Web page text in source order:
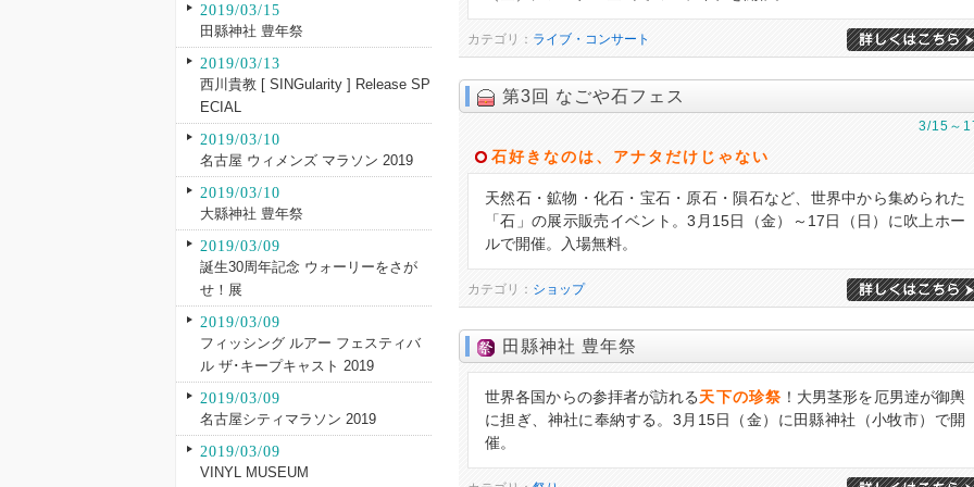
カテゴリ： ライブ・コンサート
第3回 なごや石フェス
3/15～
石好きなのは、アナタだけじゃない
天然石・鉱物・化石・宝石・原石・隕石など、世界中から集められた
「石」の展示販売イベント。3月15日（金）～17日（日）に吹上ホー
ルで開催。入場無料。
カテゴリ： ショップ
田縣神社 豊年祭
世界各国からの参拝者が訪れる天下の珍祭！大男茎形を厄男逹が御輿
に担ぎ、神社に奉納する。3月15日（金）に田縣神社（小牧市）で開
催。
2019/03/15
田縣神社 豊年祭
2019/03/13
西川貴教 [ SINGularity ] Release SP
ECIAL
2019/03/10
名古屋 ウィメンズ マラソン 2019
2019/03/10
大縣神社 豊年祭
2019/03/09
誕生30周年記念 ウォーリーをさが
せ！展
2019/03/09
フィッシング ルアー フェスティバ
ル ザ･キープキャスト 2019
2019/03/09
名古屋シティマラソン 2019
2019/03/09
VINYL MUSEUM